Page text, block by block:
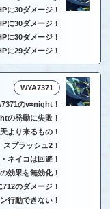
に30ダメージ！
に30ダメージ！
に30ダメージ！
に29ダメージ！
WYA7371
のv≠night！
の発動に失敗！
より来るもの！
スプラッシュ2！
ネイコは回避！
効果を無効化！
のダメージ！
行動できない！